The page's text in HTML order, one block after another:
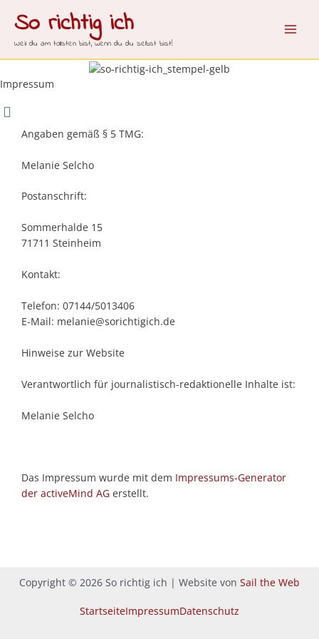
Inhalt
springen
So richtig ich
Weil du am tollsten bist, wenn du du selbst bist!
Impressum
Angaben gemäß § 5 TMG:
Melanie Selcho
Postanschrift:
Sommerhalde 15
71711 Steinheim
Kontakt:
Telefon: 07144/5013406
E-Mail: melanie@sorichtigich.de
Hinweise zur Website
Verantwortlich für journalistisch-redaktionelle Inhalte ist:
Melanie Selcho
Das Impressum wurde mit dem Impressums-Generator
der activeMind AG erstellt.
Copyright © 2026 So richtig ich | Website von Sail the Web
StartseiteImpressumDatenschutz